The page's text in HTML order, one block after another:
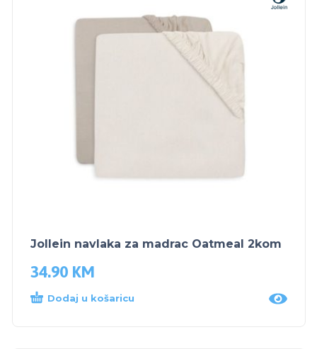
Jollein navlaka za madrac Oatmeal 2kom
34.90 KM
Dodaj u košaricu